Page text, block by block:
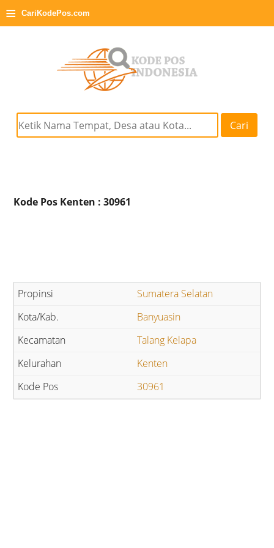
≡ CariKodePos.com
Cari
Kode Pos Kenten : 30961
Sumatera Selatan
Banyuasin
Talang Kelapa
Kenten
30961